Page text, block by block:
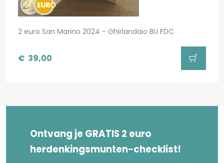
2 euro San Marino 2024 - Ghirlandaio BU FDC
€ 39,00
Ontvang je GRATIS 2 euro
herdenkingsmunten-checklist!